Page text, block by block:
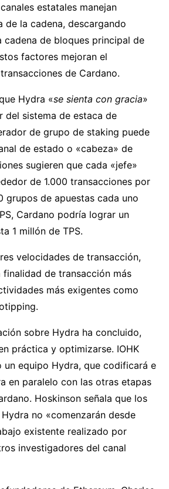
estatales manejan
de la cadena, descargando
cadena de bloques principal de
factores mejoran el
de Cardano.
Hydra «se sienta con gracia»
del sistema de estaca de
de grupo de staking puede
de estado o «cabeza» de
sugieren que cada «jefe»
de 1.000 transacciones por
grupos de apuestas cada uno
Cardano podría lograr un
1 millón de TPS.
velocidades de transacción,
de transacción más
más exigentes como
sobre Hydra ha concluido,
práctica y optimizarse. IOHK
un equipo Hydra, que codificará e
en paralelo con las otras etapas
Hoskinson señala que los
no «comenzarán desde
existente realizado por
investigadores del canal